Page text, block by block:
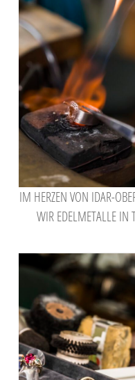
IM HERZEN VON IDAR-
WIR EDELMETALLE IN